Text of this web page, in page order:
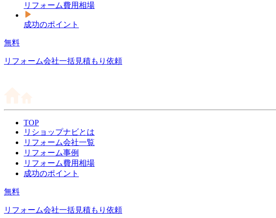
リフォーム費用相場
成功のポイント
無料
リフォーム会社一括見積もり依頼
TOP
リショップナビとは
リフォーム会社一覧
リフォーム事例
リフォーム費用相場
成功のポイント
無料
リフォーム会社一括見積もり依頼